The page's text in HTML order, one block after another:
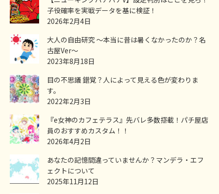
子役確率を実戦データを基に検証！
2026年2月4日
大人の自由研究 ～本当に昔は暑くなかったのか？名
古屋Ver～
2023年8月18日
目の不思議 錯覚？人によって見える色が変わりま
す。
2022年2月3日
『e女神のカフェテラス』先バレ多数搭載！パチ屋店
員のおすすめカスタム！！
2026年4月2日
あなたの記憶間違っていませんか？マンデラ・エフ
ェクトについて
2025年11月12日